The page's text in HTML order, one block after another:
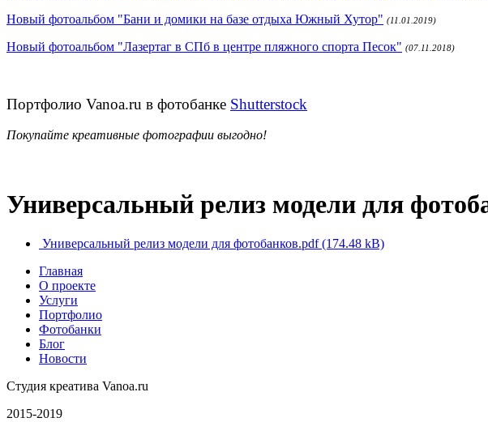
Новый фотоальбом "Бани и домики на базе отдыха Южный Хутор" (11.01.2019)
Новый фотоальбом "Лазертаг в СПб в центре пляжного спорта Песок" (07.11.2018)
Портфолио Vanoa.ru в фотобанке Shutterstock
Покупайте креативные фотографии выгодно!
Универсальный релиз модели для
Универсальный релиз модели для фотобанков.pdf(174.48 kB)
Главная
О проекте
Услуги
Портфолио
Фотобанки
Блог
Новости
Студия креатива Vanoa.ru
2015-2019